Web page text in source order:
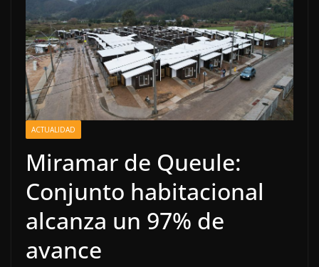
ACTUALIDAD
Miramar de Queule:
Conjunto habitacional
alcanza un 97% de
avance